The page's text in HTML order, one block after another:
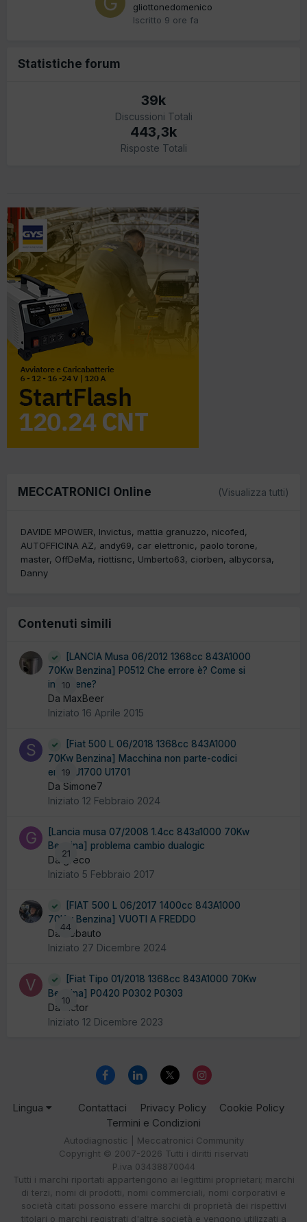
gliottonedomenico
Iscritto 9 ore fa
Statistiche forum
39k
Discussioni Totali
443,3k
Risposte Totali
MECCATRONICI Online (Visualizza tutti)
DAVIDE MPOWER Invictus mattia granuzzo
nicofed
AUTOFFICINA AZ
andy69 car elettronic
paolo torone
master OffDeMa riottisnc Umberto63 ciorben
albycorsa
Danny
Contenuti simili
10
[LANCIA Musa 06/2012 1368cc 843A1000
70Kw Benzina] P0512 Che errore è? Come si
interviene?
Da MaxBeer
Iniziato 16 Aprile 2015
19
[Fiat 500 L 06/2018 1368cc 843A1000
70Kw Benzina] Macchina non parte-codici
errori U1700 U1701
Da Simone7
Iniziato 12 Febbraio 2024
21
[Lancia musa 07/2008 1.4cc 843a1000 70Kw
Benzina] problema cambio dualogic
Da greco
Iniziato 5 Febbraio 2017
44
[FIAT 500 L 06/2017 1400cc 843A1000
70Kw Benzina] VUOTI A FREDDO
Da debauto
Iniziato 27 Dicembre 2024
10
[Fiat Tipo 01/2018 1368cc 843A1000 70Kw
Benzina] P0420 P0302 P0303
Da victor
Iniziato 12 Dicembre 2023
Lingua Contattaci Privacy Policy
Cookie Policy
Termini e Condizioni
Autodiagnostic | Meccatronici Community
Copyright © 2007-2026 Tutti i diritti riservati
P.iva 03438870044
Tutti i marchi riportati appartengono ai legittimi proprietari; marchi
di terzi, nomi di prodotti, nomi commerciali, nomi corporativi e
società citati possono essere marchi di proprietà dei rispettivi
titolari o marchi registrati d'altre società e vengono utilizzati a